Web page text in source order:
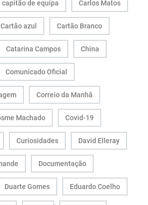
capitão de equipa Carlos Matos
Cartão azul Cartão Branco
Catarina Campos China
Comunicado Oficial
Correio da Manhã
Machado Covid-19
Curiosidades David Elleray
Documentação
Duarte Gomes Eduardo Coelho